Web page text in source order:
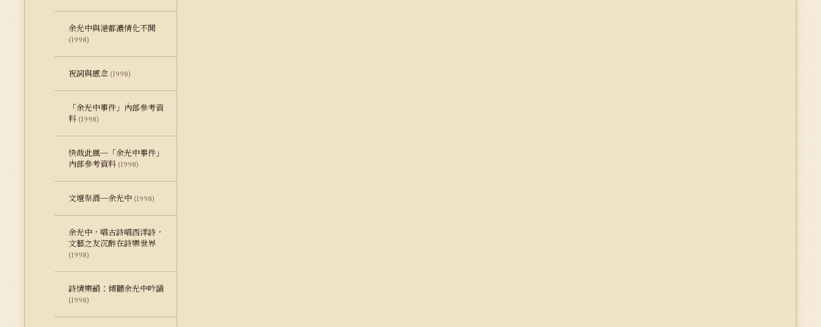
余光中與港都濃情化不開
(1998)
祝詞與感念 (1998)
「余光中事件」內部參考資
料 (1998)
快哉此風─「余光中事件」
內部參考資料 (1998)
文壇祭酒─余光中 (1998)
余光中，唱古詩唱西洋詩，
文藝之友沉醉在詩樂世界
(1998)
詩情樂韻：傾聽余光中吟誦
(1998)